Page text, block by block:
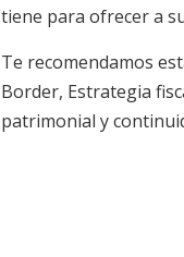
tiene para ofrecer a
Te recomendamos
Border, Estrategia
patrimonial y